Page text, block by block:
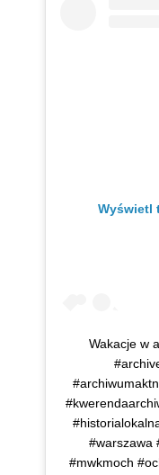
Wyświetl
Wakacje w
#warszawa
#mwkmoch